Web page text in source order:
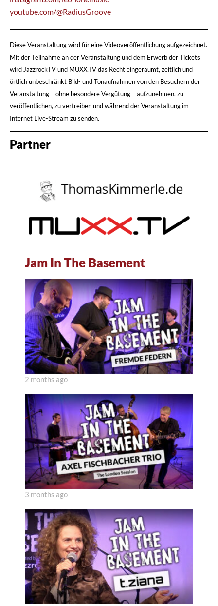
youtube.com/@RadiusGroove
Diese Veranstaltung wird für eine Videoveröffentlichung aufgezeichnet.
Mit der Teilnahme an der Veranstaltung und dem Erwerb der Tickets
wird JazzrockTV und MUXX.TV das Recht eingeräumt, zeitlich und
örtlich unbeschränkt Bild- und Tonaufnahmen von den Besuchern der
Veranstaltung – ohne besondere Vergütung – aufzunehmen, zu
veröffentlichen, zu vertreiben und während der Veranstaltung im
Internet Live-Stream zu senden.
Partner
Jam In The Basement
2 months ago
3 months ago